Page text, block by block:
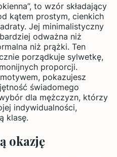
to wzór składający
kątem prostym, cienkich
Jej minimalistyczny
odważna niż
niż prążki. Ten
porządkuje sylwetkę,
proporcji.
pokazujesz
świadomego
dla mężczyzn, którzy
indywidualności,
klasę.
okazję